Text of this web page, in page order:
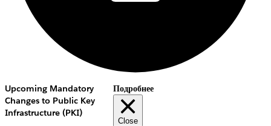
Upcoming Mandatory
Changes to Public Key
Infrastructure (PKI)
Подробнее
Close